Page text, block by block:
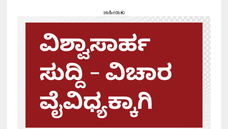
ಜಾಹೀರಾತು